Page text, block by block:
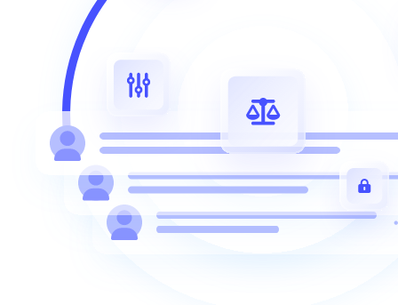
Cabinets structurés
Des outils collaboratifs pour faire grandir votre structure
sereinement.
Grands cabinets
Pour les grandes structures, Andy Legal est une
solution essentielle pour répondre aux besoins
complexes.